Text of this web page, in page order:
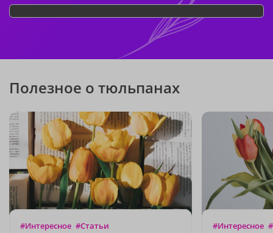
Полезное о тюльпанах
#Интересное #Статьи #Интересное